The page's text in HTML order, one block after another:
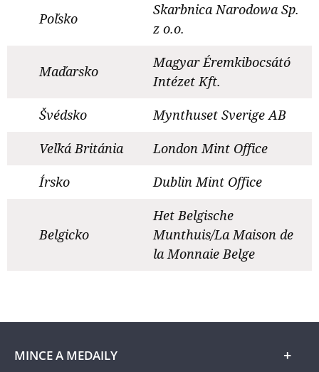
Poľsko
Skarbnica Narodowa Sp.
z o.o.
Maďarsko
Magyar Éremkibocsátó
Intézet Kft.
Švédsko
Mynthuset Sverige AB
Veľká Británia
London Mint Office
Írsko
Dublin Mint Office
Belgicko
Het Belgische
Munthuis/La Maison de
la Monnaie Belge
MINCE A MEDAILY